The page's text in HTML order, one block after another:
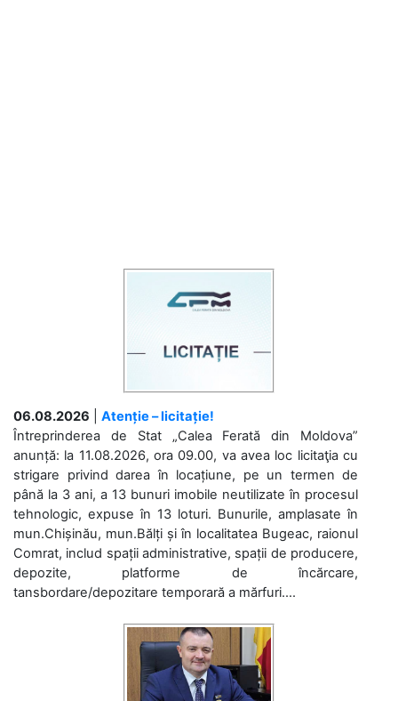
06.08.2026
Atenție – licitație!
Întreprinderea de Stat „Calea Ferată din Moldova”
anunță: la 11.08.2026, ora 09.00, va avea loc licitaţia cu
strigare privind darea în locațiune, pe un termen de
până la 3 ani, a 13 bunuri imobile neutilizate în procesul
tehnologic, expuse în 13 loturi. Bunurile, amplasate în
mun.Chișinău, mun.Bălți și în localitatea Bugeac, raionul
Comrat, includ spații administrative, spații de producere,
depozite, platforme de încărcare,
tansbordare/depozitare temporară a mărfuri....